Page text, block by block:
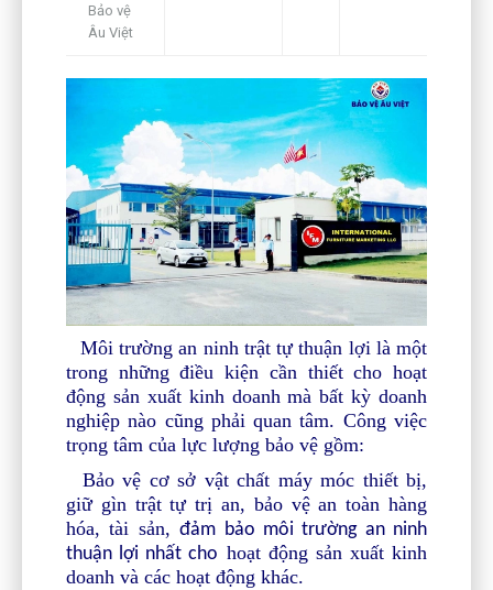
Bảo vệ
Âu Việt
Môi trường an ninh trật tự thuận lợi là một
trong những điều kiện cần thiết cho hoạt
động sản xuất kinh doanh mà bất kỳ doanh
nghiệp nào cũng phải quan tâm. Công việc
trọng tâm của lực lượng bảo vệ gồm:
Bảo vệ cơ sở vật chất máy móc thiết bị,
giữ gìn trật tự trị an, bảo vệ an toàn hàng
hóa, tài sản,đảm bảo môi trường an ninh
thuận lợi nhất cho hoạt động sản xuất kinh
doanh và các hoạt động khác.